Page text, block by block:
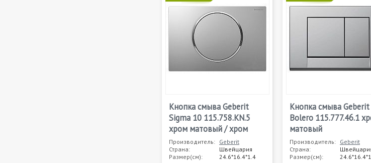
Кнопка смыва Geberit
Sigma 10 115.758.KN.5
хром матовый / хром
Производитель: Geberit
Страна:
Швейцария
Размер(см):
24.6*16.4*1.4
Кнопка смыва Geberit
Bolero 115.777.46.1
матовый
Производитель: Geberit
Страна:
Размер(см):